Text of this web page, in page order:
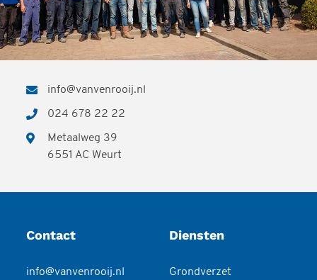
info@vanvenrooij.nl
024 678 22 22
Metaalweg 39
6551 AC Weurt
Contact
info@vanvenrooij.nl
Diensten
Grondverzet